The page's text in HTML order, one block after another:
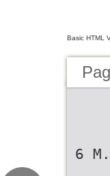
Basic HTML
6